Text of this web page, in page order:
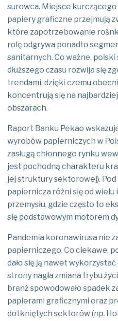
surowca. Miejsce kurczącego
papiery graficzne przejmują
które zapotrzebowanie
rolę odgrywa ponadto
sanitarnych. Co ważne,
dłuższego czasu rozwija się
trendami, dzięki czemu
koncentrują się na
obszarach.
Raport Banku Pekao
wyrobów papierniczych w
zasługą chłonnego rynku
jest pochodną charakteru
jej struktury sektorowej). Pod
papiernicza różni się od
przemysłu, gdzie często to
się podstawowym motorem
Pandemia koronawirusa nie
papierniczego. Co ciekawe,
dało się ją nawet
strony nagła zmiana trybu
branż spowodowało spadek
papierami graficznymi oraz
dotkniętych sektorów (np.